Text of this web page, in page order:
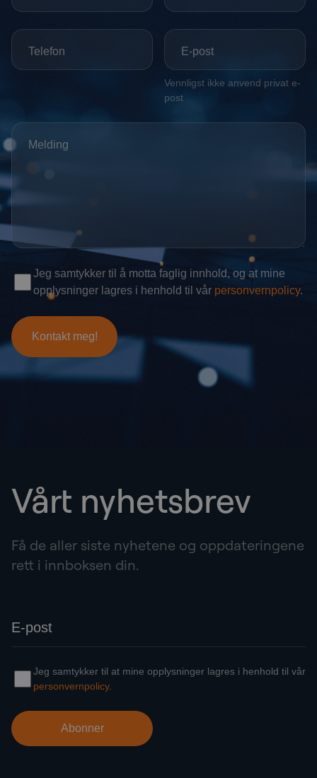
Vårt nyhetsbrev
Få de aller siste nyhetene og oppdateringene
rett i innboksen din.